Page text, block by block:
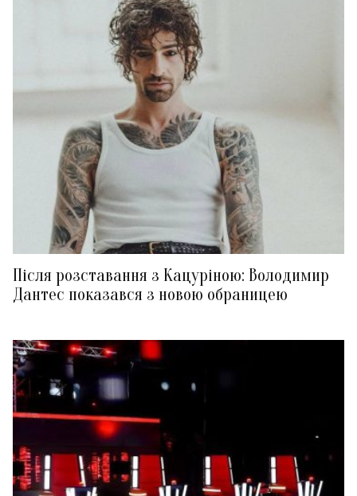
Після розставання з Кацуріною: Володимир
Дантес показався з новою обраницею